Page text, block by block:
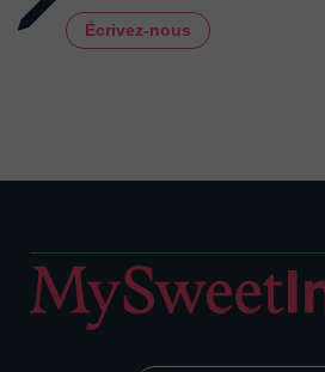
Écrivez-nous